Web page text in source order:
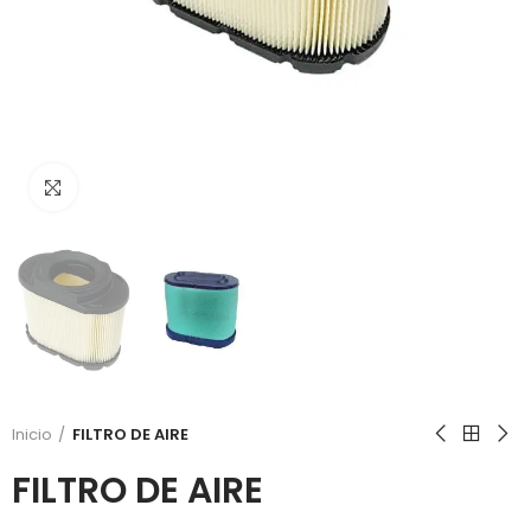
Inicio FILTRO DE AIRE
FILTRO DE AIRE